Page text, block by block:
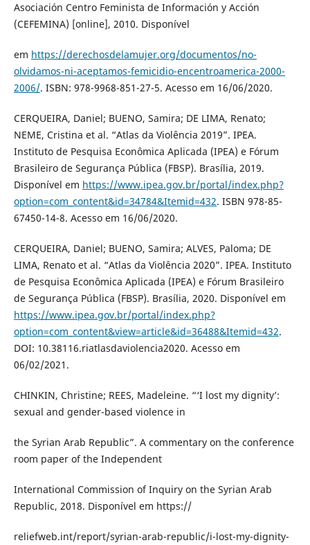
Asociación Centro Feminista de Información y Acción
(CEFEMINA) [online], 2010. Disponível
em https://derechosdelamujer.org/documentos/no-
olvidamos-ni-aceptamos-femicidio-encentroamerica-2000-
2006/. ISBN: 978-9968-851-27-5. Acesso em 16/06/2020.
CERQUEIRA, Daniel; BUENO, Samira; DE LIMA, Renato;
NEME, Cristina et al. “Atlas da Violência 2019”. IPEA.
Instituto de Pesquisa Econômica Aplicada (IPEA) e Fórum
Brasileiro de Segurança Pública (FBSP). Brasília, 2019.
Disponível em https://www.ipea.gov.br/portal/index.php?
option=com_content&id=34784&Itemid=432. ISBN 978-85-
67450-14-8. Acesso em 16/06/2020.
CERQUEIRA, Daniel; BUENO, Samira; ALVES, Paloma; DE
LIMA, Renato et al. “Atlas da Violência 2020”. IPEA. Instituto
de Pesquisa Econômica Aplicada (IPEA) e Fórum Brasileiro
de Segurança Pública (FBSP). Brasília, 2020. Disponível em
https://www.ipea.gov.br/portal/index.php?
option=com_content&view=article&id=36488&Itemid=432.
DOI: 10.38116.riatlasdaviolencia2020. Acesso em
06/02/2021.
CHINKIN, Christine; REES, Madeleine. “‘I lost my dignity’:
sexual and gender-based violence in
the Syrian Arab Republic”. A commentary on the conference
room paper of the Independent
International Commission of Inquiry on the Syrian Arab
Republic, 2018. Disponível em https://
reliefweb.int/report/syrian-arab-republic/i-lost-my-dignity-